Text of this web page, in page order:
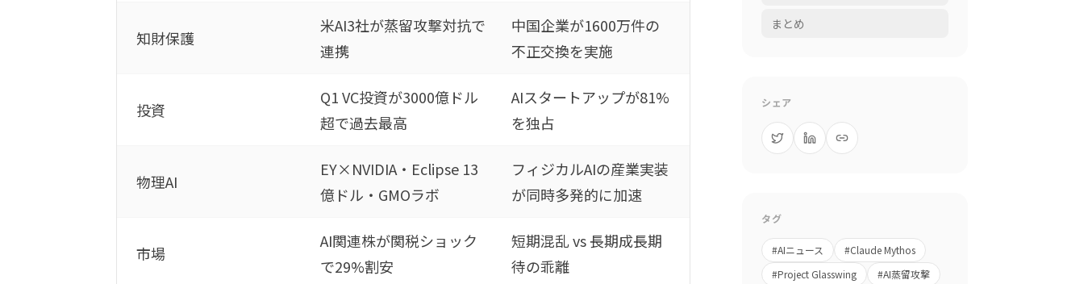
知財保護
米AI3社が蒸留攻撃対抗で
連携
中国企業が1600万件の
不正交換を実施
投資
Q1 VC投資が3000億ドル
超で過去最高
AIスタートアップが81%
を独占
物理AI
EY×NVIDIA・Eclipse 13
億ドル・GMOラボ
フィジカルAIの産業実装
が同時多発的に加速
市場
AI関連株が関税ショック
で29%割安
短期混乱 vs 長期成長期
待の乖離
まとめ
シェア
タグ
#AIニュース #Claude Mythos
#Project Glasswing #AI蒸留攻撃